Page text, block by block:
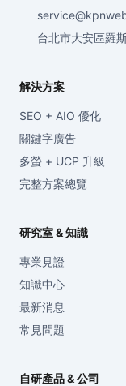
台北市大安區羅
解決方案
SEO + AIO 優化
關鍵字廣告
多螢 + UCP 升級
完整方案總覽
研究室 & 知識
專業見證
知識中心
最新消息
常見問題
自研產品 & 公司